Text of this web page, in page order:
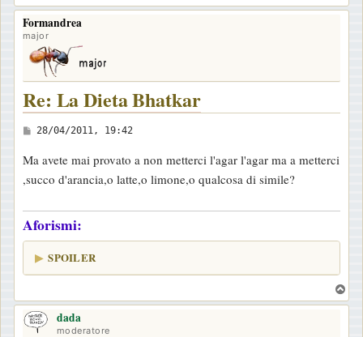
o
Formandrea
major
Re: La Dieta Bhatkar
M
s
s
g
g
i
28/04/2011, 19:42
Ma avete mai provato a non metterci l'agar l'agar ma a metterci
,succo d'arancia,o latte,o limone,o qualcosa di simile?
Aforismi:
SPOILER
o
dada
moderatore